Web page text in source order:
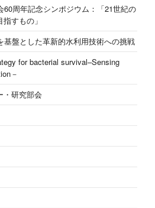
60周年記念シンポジウム：「21世紀の
すもの」
基盤とした革新的水利用技術への挑戦
for bacterial survival–Sensing
－
・研究部会